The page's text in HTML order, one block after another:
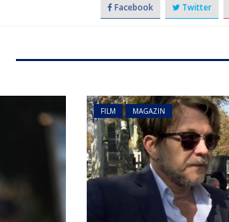
Facebook Twitter
FILM MAGAZIN